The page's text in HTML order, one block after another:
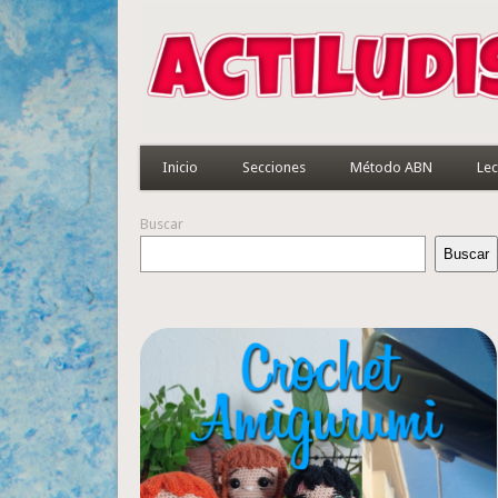
Inicio Secciones Método ABN
Buscar
Buscar